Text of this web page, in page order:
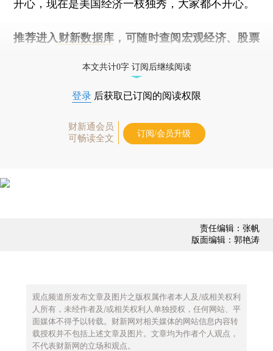
开心，现在是美国经济一枝独秀，大家都不开心。
推荐进入 财新数据库 ，可随时查阅宏观经济、股票
本文共计0字 订阅后继续阅读
登录 后获取已订阅的阅读权限
财新通会员
可畅读全文
订阅/会员升级
责任编辑：张帆
版面编辑：郭艳涛
观点频道所发布文章及图片之版权属作者本人及/或相关权利
人所有，未经作者及/或相关权利人单独授权，任何网站、平
面媒体不得予以转载。财新网对相关媒体的网站信息内容转
载授权并不包括上述文章及图片。文章均为作者个人观点，
不代表财新网的立场和观点。